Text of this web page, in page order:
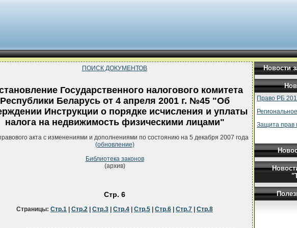
ПОИСК ДОКУМЕНТОВ
Государственного налогового комитета
Республики Беларусь от 4 апреля 2001 г. №45 "Об
Инструкции о порядке исчисления и уплаты
налога на недвижимость физическими лицами"
акта с изменениями и дополнениями по состоянию на 5 декабря 2007 года
(обновление)
Библиотека законов
(архив)
Стр. 6
Страницы: Стр.1 Стр.2 Стр.3 Стр.4 Стр.5 Стр.6 Стр.7 Стр.8
Новости
Право РБ
Защита прав